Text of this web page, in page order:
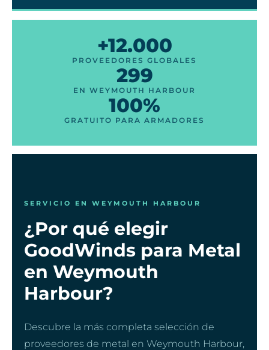
+12.000
PROVEEDORES GLOBALES
299
EN WEYMOUTH HARBOUR
100%
GRATUITO PARA ARMADORES
SERVICIO EN WEYMOUTH HARBOUR
¿Por qué elegir
GoodWinds para Metal
en Weymouth
Harbour?
Descubre la más completa selección de
proveedores de metal en Weymouth Harbour,